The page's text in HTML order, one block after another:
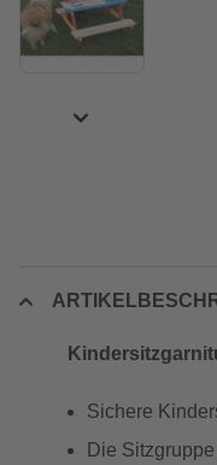
Sichere
Die